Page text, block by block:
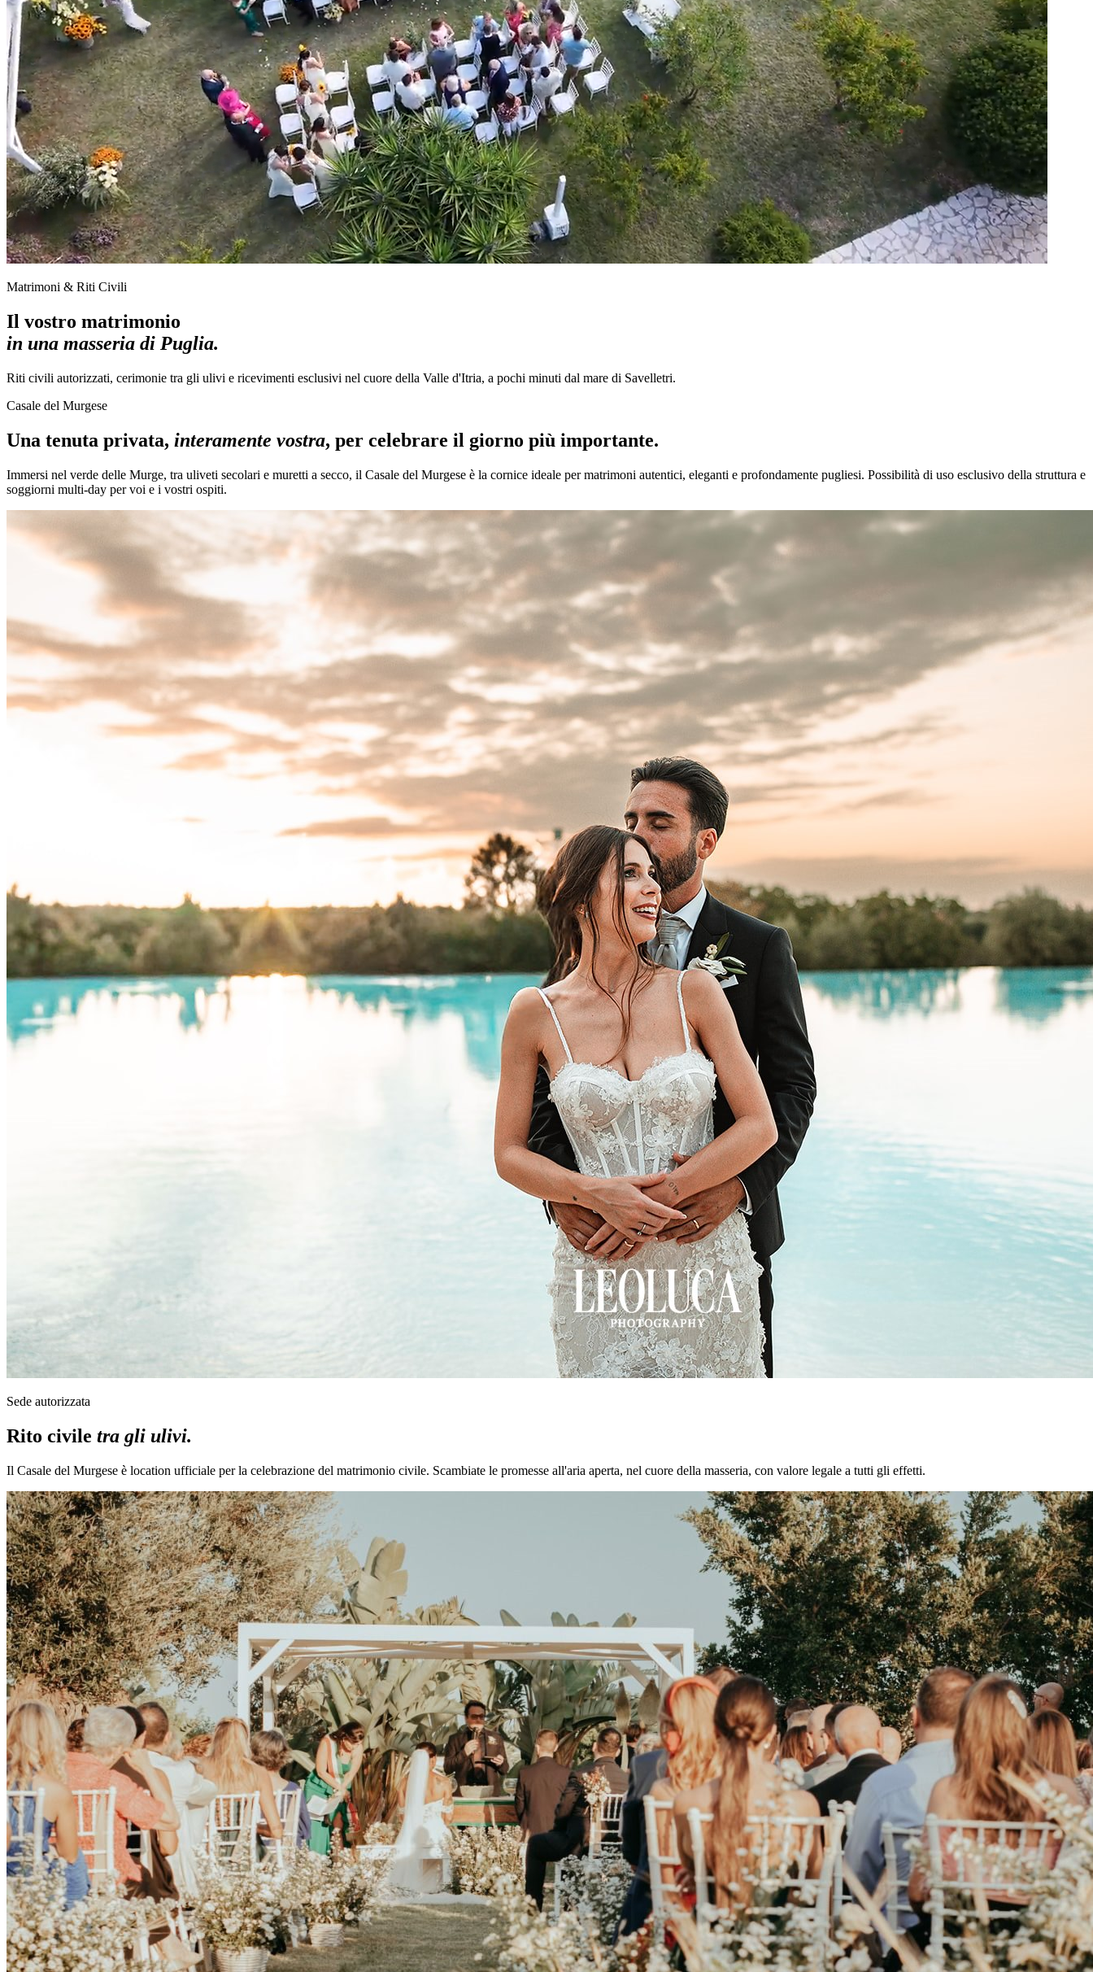
Matrimoni & Riti Civili
Il vostro matrimonio
in una masseria di Puglia.
Riti civili autorizzati, cerimonie tra gli ulivi e ricevimenti esclusivi nel cuore della Valle d'Itria, a pochi minuti dal mare di Savelletri.
Casale del Murgese
Una tenuta privata, interamente vostra, per celebrare il giorno più importante.
Immersi nel verde delle Murge, tra uliveti secolari e muretti a secco, il Casale del Murgese è la cornice ideale per matrimoni autentici, eleganti e profondamente pugliesi. Possibilità di uso esclusivo della struttura e
soggiorni multi-day per voi e i vostri ospiti.
Sede autorizzata
Rito civile tra gli ulivi.
Il Casale del Murgese è location ufficiale per la celebrazione del matrimonio civile. Scambiate le promesse all'aria aperta, nel cuore della masseria, con valore legale a tutti gli effetti.